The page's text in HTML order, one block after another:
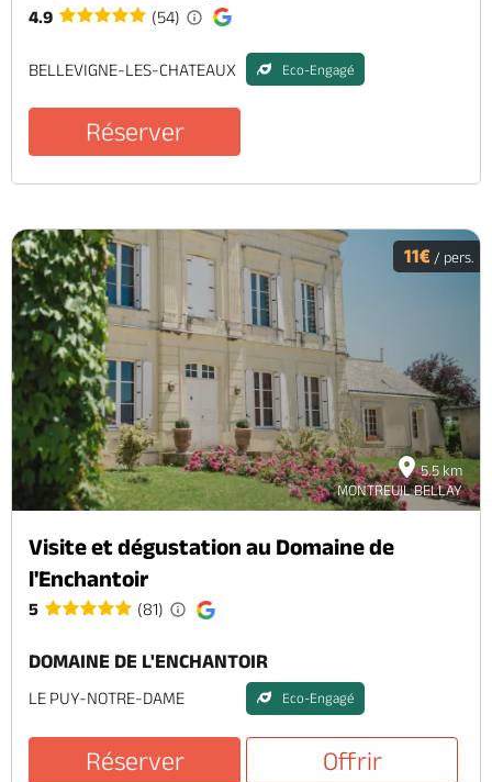
4.9 (54)
BELLEVIGNE-LES-CHATEAUX Eco-Engagé
Réserver
5.5 km
MONTREUIL BELLAY
11€ / pers.
Visite et dégustation au Domaine de
l'Enchantoir
5 (81)
DOMAINE DE L'ENCHANTOIR
LE PUY-NOTRE-DAME Eco-Engagé
Réserver Offrir